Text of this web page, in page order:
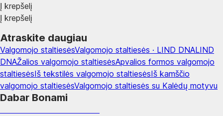
Į krepšelį
Į krepšelį
Atraskite daugiau
Valgomojo staltiesėsValgomojo staltiesės · LIND DNALIND
DNAŽalios valgomojo staltiesėsApvalios formos valgomojo
staltiesėsIš tekstilės valgomojo staltiesėsIš kamščio
valgomojo staltiesėsValgomojo staltiesės su Kalėdų motyvu
Dabar Bonami